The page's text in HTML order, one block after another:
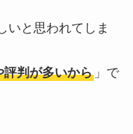
いと思われてしま
評判が多いから」で